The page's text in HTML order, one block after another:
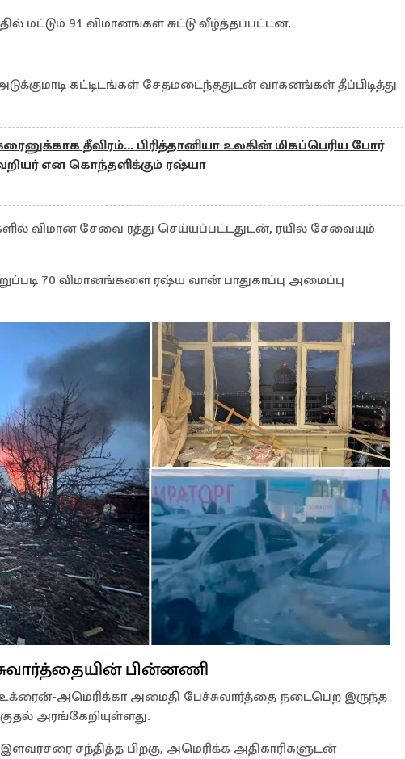
மட்டும் 91 விமானங்கள் சுட்டு வீழ்த்தப்பட்டன.
கட்டிடங்கள் சேதமடைந்ததுடன் வாகனங்கள் தீப்பிடித்து
தீவிரம்... பிரித்தானியா உலகின் மிகப்பெரிய போர்
என கொந்தளிக்கும் ரஷ்யா
விமான சேவை ரத்து செய்யப்பட்டதுடன், ரயில் சேவையும்
70 விமானங்களை ரஷ்ய வான் பாதுகாப்பு அமைப்பு
பின்னணி
உக்ரைன்-அமெரிக்கா அமைதி பேச்சுவார்த்தை நடைபெற இருந்த
அரங்கேறியுள்ளது.
சந்தித்த பிறகு, அமெரிக்க அதிகாரிகளுடன்